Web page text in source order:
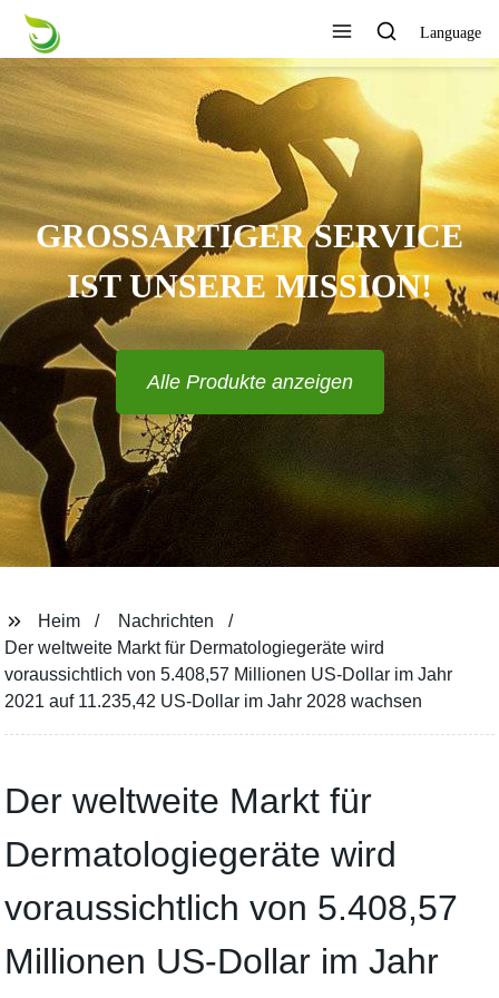
Language
GROSSARTIGER SERVICE I
ST UNSERE MISSION!
Alle Produkte anzeigen
Heim
Nachrichten
Der weltweite Markt für Dermatologiegeräte wird
voraussichtlich von 5.408,57 Millionen US-Dollar im Jahr
2021 auf 11.235,42 US-Dollar im Jahr 2028 wachsen
Der weltweite Markt für
Dermatologiegeräte wird
voraussichtlich von 5.408,57
Millionen US-Dollar im Jahr